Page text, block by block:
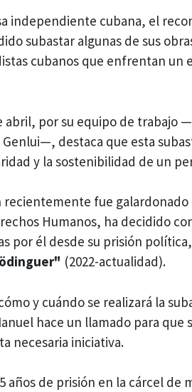
independiente cubana, el
subastar algunas de sus
cubanos que enfrentan un
abril, por su equipo de trabajo
Genlui—, destaca que esta
y la sostenibilidad de un
recientemente fue galardonado
Humanos, ha decidido
por él desde su prisión
(2022-actualidad).
y cuándo se realizará la
hace un llamado para que
necesaria iniciativa.
de prisión en la cárcel de